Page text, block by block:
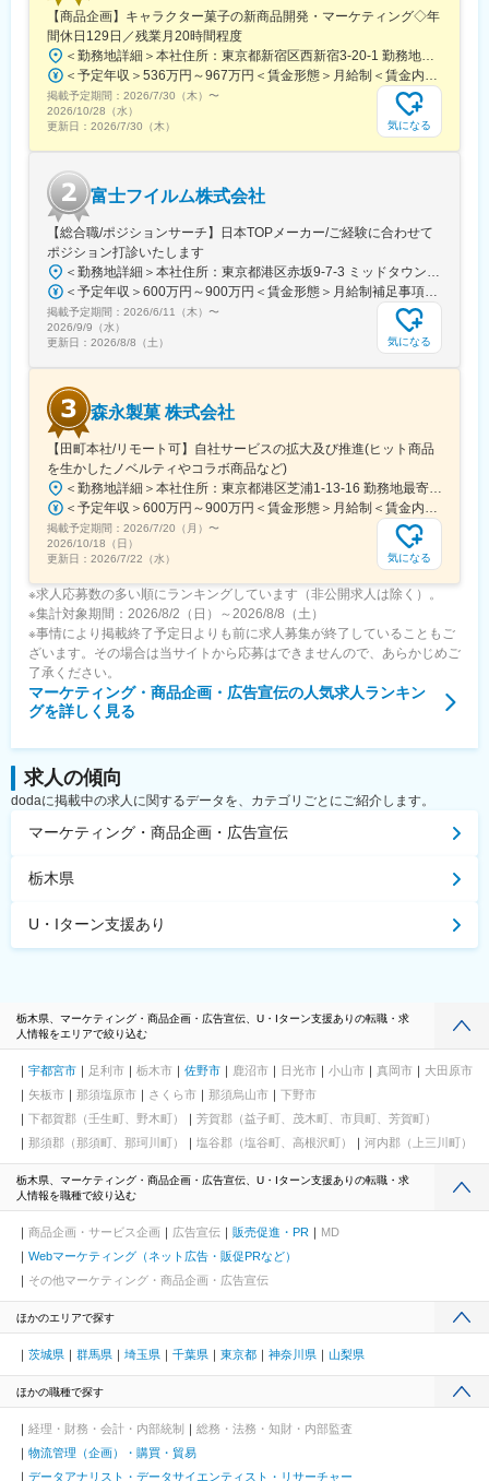
県)、熊本駅前駅、鹿児島中央駅前駅、内幸町駅、都電雑司ケ谷
駅、新宿西口駅、六本木一丁目駅、岩本町駅、虎ノ門駅、八丁堀
駅(東京都)、銀座一丁目駅、馬喰町駅、初台駅、五反田駅、竹橋
駅、大塚駅(東京都)、信濃町駅、泉岳寺駅、国立競技場駅、蔵前
駅、赤坂駅(東京都)、京成上野駅、小川町駅(東京都)、日暮里駅、
下板橋駅、飯田橋駅、立川南駅、星川駅、高島町駅、高津駅(神奈
川県)、馬車道駅、蒲生駅、東海神駅、市川真間駅、鬼越駅、栄町
園前駅、駅前駅、矢田駅(愛知県)、栄町駅(愛知県)、北１２条駅、
市役所前駅(北海道)、バスセンター前駅、資生館小学校前駅、西小
倉駅、西黒崎駅、天神南駅、櫛田神社前駅、薬院大通駅、仙台駅
(地下鉄)、東宿郷駅、電鉄富山駅、七ツ屋駅、新福井駅、日吉町
駅、島ノ関駅、高速神戸駅、三宮駅(神戸市営)、西川緑道公園駅、
猿猴橋町駅、宮田町駅、高知橋駅、五島町駅、二本木口駅、都通
駅
【商品企画】キャラクター菓子の新商品開発・マーケティング◇年
間休日129日／残業月20時間程度
掲載予定期間： 2026/7/30（木） 〜
2026/10/28（水）
更新日： 2026/7/30（木） 気になる
富士フイルム株式会社
【総合職/ポジションサーチ】日本TOPメーカー/ご経験に合わせて
ポジション打診いたします
掲載予定期間： 2026/6/11（木） 〜
2026/9/9（水）
更新日： 2026/8/8（土） 気になる
森永製菓 株式会社
【田町本社/リモート可】自社サービスの拡大及び推進(ヒット商品
を生かしたノベルティやコラボ商品など)
掲載予定期間： 2026/7/20（月） 〜
2026/10/18（日）
更新日： 2026/7/22（水） 気になる
※求人応募数の多い順にランキングしています（非公開求人は除く）。
※集計対象期間：2026/8/2（日）～2026/8/8（土）
※事情により掲載終了予定日よりも前に求人募集が終了していることもご
ざいます。その場合は当サイトから応募はできませんので、あらかじめご
了承ください。
マーケティング・商品企画・広告宣伝の人気求人ランキン
グを詳しく見る
求人の傾向
dodaに掲載中の求人に関するデータを、カテゴリごとにご紹介します。
マーケティング・商品企画・広告宣伝
栃木県
U・Iターン支援あり
栃木県、マーケティング・商品企画・広告宣伝、U・Iターン支援ありの転職・求
人情報をエリアで絞り込む
宇都宮市 足利市 栃木市 佐野市 鹿沼市 日光市 小山市 真岡市
大田原市
矢板市
那須塩原市 さくら市 那須烏山市
下野市
下都賀郡（壬生町、野木町）
芳賀郡（益子町、茂木町、市貝町、芳賀町）
那須郡（那須町、那珂川町）
塩谷郡（塩谷町、高根沢町） 河内郡（上三川町）
栃木県、マーケティング・商品企画・広告宣伝、U・Iターン支援ありの転職・求
人情報を職種で絞り込む
商品企画・サービス企画 広告宣伝 販売促進・PR
MD
Webマーケティング（ネット広告・販促PRなど）
その他マーケティング・商品企画・広告宣伝
ほかのエリアで探す
茨城県 群馬県 埼玉県 千葉県 東京都 神奈川県 山梨県
ほかの職種で探す
経理・財務・会計・内部統制
総務・法務・知財・内部監査
物流管理（企画）・購買・貿易
データアナリスト・データサイエンティスト・リサーチャー